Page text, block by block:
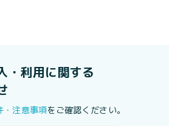
・利用に関する
・注意事項をご確認ください。